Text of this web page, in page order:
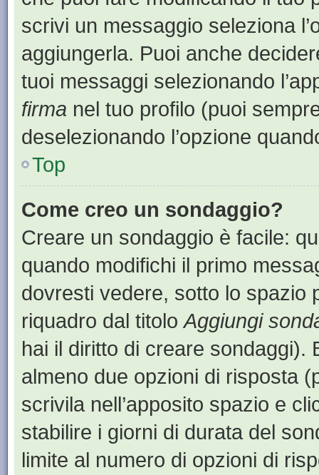
scrivi un messaggio seleziona
aggiungerla. Puoi anche
tuoi messaggi selezionando
firma nel tuo profilo (puoi
deselezionando l’opzione
Top
Come creo un sondaggio?
Creare un sondaggio è facile:
quando modifichi il primo
dovresti vedere, sotto lo spazio
riquadro dal titoloAggiungi
hai il diritto di creare sondaggi).
almeno due opzioni di risposta
scrivila nell’apposito spazio e
stabilire i giorni di durata del
limite al numero di opzioni di